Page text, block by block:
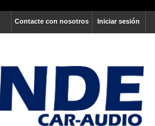
Iniciar sesión
Contacte con nosotros